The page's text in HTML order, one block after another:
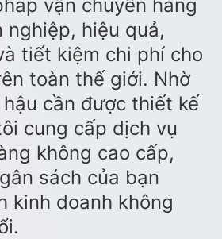
vận chuyển hàng
nghiệp, hiệu quả,
tiết kiệm chi phí cho
toàn thế giới. Nhờ
cần được thiết kế
cung cấp dịch vụ
không cao cấp,
sách của bạn
kinh doanh không